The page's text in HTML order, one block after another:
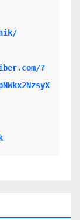
?